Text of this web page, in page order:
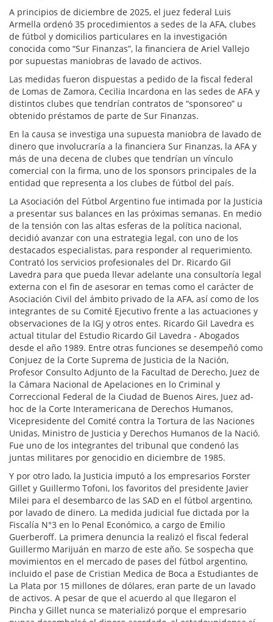
A principios de diciembre de 2025, el juez federal Luis
Armella ordenó 35 procedimientos a sedes de la AFA, clubes
de fútbol y domicilios particulares en la investigación
conocida como “Sur Finanzas”, la financiera de Ariel Vallejo
por supuestas maniobras de lavado de activos.
Las medidas fueron dispuestas a pedido de la fiscal federal
de Lomas de Zamora, Cecilia Incardona en las sedes de AFA y
distintos clubes que tendrían contratos de “sponsoreo” u
obtenido préstamos de parte de Sur Finanzas.
En la causa se investiga una supuesta maniobra de lavado de
dinero que involucraría a la financiera Sur Finanzas, la AFA y
más de una decena de clubes que tendrían un vínculo
comercial con la firma, uno de los sponsors principales de la
entidad que representa a los clubes de fútbol del país.
La Asociación del Fútbol Argentino fue intimada por la Justicia
a presentar sus balances en las próximas semanas. En medio
de la tensión con las altas esferas de la política nacional,
decidió avanzar con una estrategia legal, con uno de los
destacados especialistas, para responder al requerimiento.
Contrató los servicios profesionales del Dr. Ricardo Gil
Lavedra para que pueda llevar adelante una consultoría legal
externa con el fin de asesorar en temas como el carácter de
Asociación Civil del ámbito privado de la AFA, así como de los
integrantes de su Comité Ejecutivo frente a las actuaciones y
observaciones de la IGJ y otros entes. Ricardo Gil Lavedra es
actual titular del Estudio Ricardo Gil Lavedra - Abogados
desde el año 1989. Entre otras funciones se desempeñó como
Conjuez de la Corte Suprema de Justicia de la Nación,
Profesor Consulto Adjunto de la Facultad de Derecho, Juez de
la Cámara Nacional de Apelaciones en lo Criminal y
Correccional Federal de la Ciudad de Buenos Aires, Juez ad-
hoc de la Corte Interamericana de Derechos Humanos,
Vicepresidente del Comité contra la Tortura de las Naciones
Unidas, Ministro de Justicia y Derechos Humanos de la Nació.
Fue uno de los integrantes del tribunal que condenó las
juntas militares por genocidio en diciembre de 1985.
Y por otro lado, la Justicia imputó a los empresarios Forster
Gillet y Guillermo Tofoni, los favoritos del presidente Javier
Milei para el desembarco de las SAD en el fútbol argentino,
por lavado de dinero. La medida judicial fue dictada por la
Fiscalía N°3 en lo Penal Económico, a cargo de Emilio
Guerberoff. La primera denuncia la realizó el fiscal federal
Guillermo Marijuán en marzo de este año. Se sospecha que
movimientos en el mercado de pases del fútbol argentino,
incluido el pase de Cristian Medica de Boca a Estudiantes de
La Plata por 15 millones de dólares, eran parte de un lavado
de activos. A pesar de que el acuerdo al que llegaron el
Pincha y Gillet nunca se materializó porque el empresario